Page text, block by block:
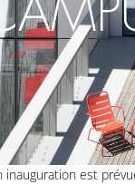
est